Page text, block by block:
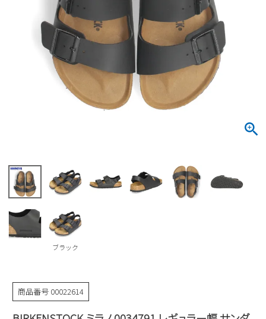
パンプス
スニーカー
ローファー
カジュアルシューズ
ウェア
Parade
SKECHERS
moz
new balance
レインシューズ
スニーカー
ビジネス・ドレスシューズ
ワークシューズ
ブーツ
ウェア
SKECHERS
すべての商品
サンダル
レインシューズ
スニーカー
ブーツ
Parade
SKECHERS
asics
すべての商品
レディース新入荷
メンズ新入荷
SALE
すべての商品
キッズSALE
バッグ
ボディバッグ
ハンドバッグ
ビジネスバッグ
ショルダーバッグ
すべての商品
ケア用品
雑貨
ご利用ガイド
お問い合わせ
ブラック
商品番号 00022614